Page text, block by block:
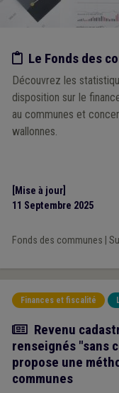
Etude/chiffres
Le Fonds des
Découvrez les
disposition sur le
au communes et
wallonnes.
[Mise à jour]
11 Septembre 2025
Fonds des communes
Finances et fiscalité
Actualité
Revenu
renseignés "sans
propose une
communes